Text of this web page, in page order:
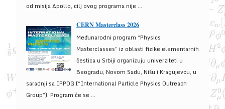
od misija Apollo, cilj ovog programa nije ...
CERN Masterclass 2026
Međunarodni program “Physics
Masterclasses” iz oblasti fizike elementarnih
čestica u Srbiji organizuju univerziteti u
Beogradu, Novom Sadu, Nišu i Kragujevcu, u
saradnji sa IPPOG (“International Particle Physics Outreach
Group”). Program će se ...